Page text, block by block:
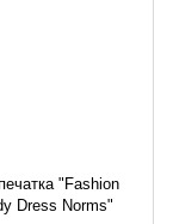
"Fashion
Dress Norms"